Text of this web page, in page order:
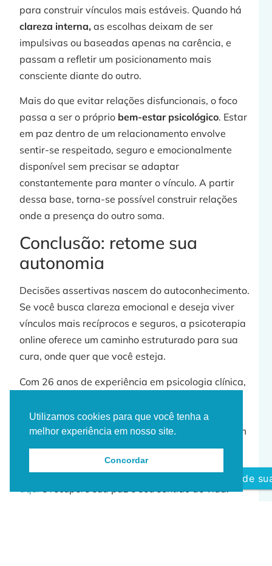
para construir vínculos mais estáveis. Quando há
clareza interna, as escolhas deixam de ser
impulsivas ou baseadas apenas na carência, e
passam a refletir um posicionamento mais
consciente diante do outro.
Mais do que evitar relações disfuncionais, o foco
passa a ser o próprio bem-estar psicológico. Estar
em paz dentro de um relacionamento envolve
sentir-se respeitado, seguro e emocionalmente
disponível sem precisar se adaptar
constantemente para manter o vínculo. A partir
dessa base, torna-se possível construir relações
onde a presença do outro soma.
Conclusão: retome sua
autonomia
Decisões assertivas nascem do autoconhecimento.
Se você busca clareza emocional e deseja viver
vínculos mais recíprocos e seguros, a psicoterapia
online oferece um caminho estruturado para sua
cura, onde quer que você esteja.
Com 26 anos de experiência em psicologia clínica,
profundidade e atenção individualizada,
atendendo brasileiros no Brasil e no exterior, além
de pacientes portugueses e americanos.
📩 Agende suaconsulta psicologica especializada
aquie recupere sua paz e seu sentido de vida.
Agende
Utilizamos cookies para que você tenha a
melhor experiência em nosso site.
Concordar